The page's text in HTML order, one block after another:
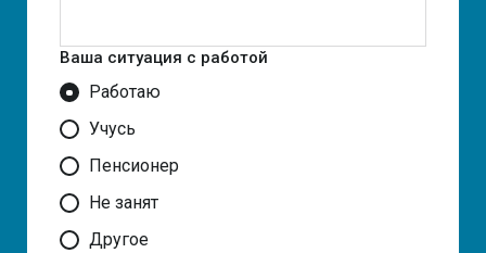
Ваша ситуация с работой
Работаю
Учусь
Пенсионер
Не занят
Другое